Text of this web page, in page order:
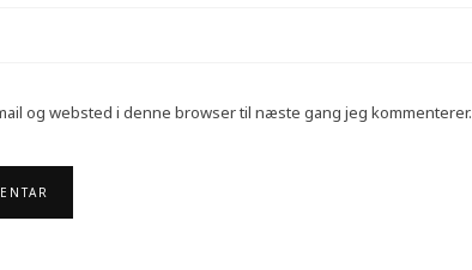
og websted i denne browser til næste gang jeg kommenterer.